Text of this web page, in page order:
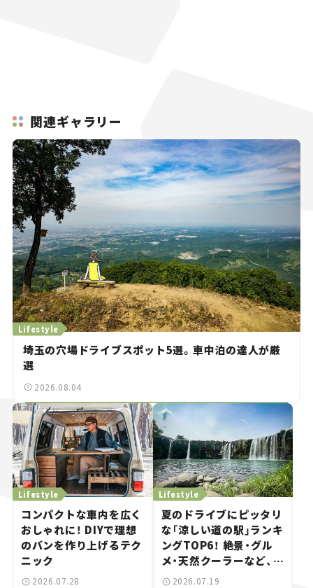
関連ギャラリー
Lifestyle
埼玉の穴場ドライブスポット5選。車中泊の達人が厳
選
2026.08.04
Lifestyle
コンパクトな車内を広く
おしゃれに！ DIYで理想
のバンを作り上げるテク
ニック
2026.07.28
Lifestyle
夏のドライブにピッタリ
な「涼しい道の駅」ランキ
ングTOP6！ 絶景・グル
メ・天然クーラーなど、避
暑におすすめのスポット
2026.07.19